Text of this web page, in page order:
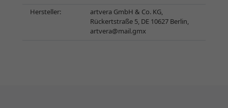
Hersteller:
artvera GmbH & Co. KG,
Rückertstraße 5, DE 10627 Berlin,
artvera@mail.gmx